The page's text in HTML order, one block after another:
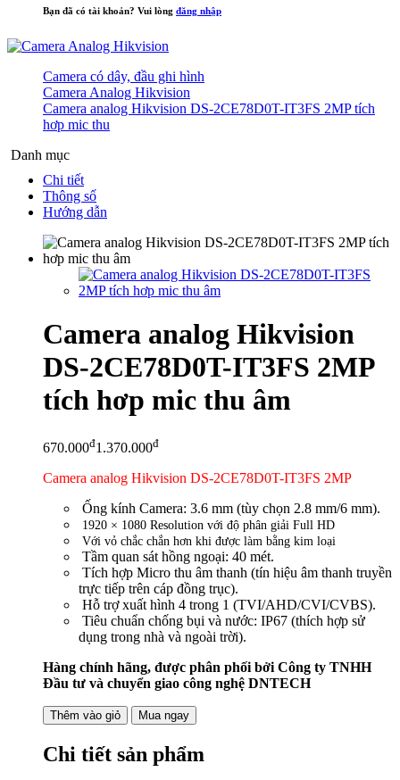
Bạn đã có tài khoản? Vui lòng đăng nhập
Camera có dây, đầu ghi hình
Camera Analog Hikvision
Camera analog Hikvision DS-2CE78D0T-IT3FS 2MP tích
hơp mic thu
Danh mục
Chi tiết
Thông số
Hướng dẫn
Camera analog Hikvision
DS-2CE78D0T-IT3FS 2MP
tích hơp mic thu âm
670.000đ1.370.000đ
Camera analog Hikvision DS-2CE78D0T-IT3FS 2MP
Ống kính Camera: 3.6 mm (tùy chọn 2.8 mm/6 mm).
1920 × 1080 Resolution với độ phân giải Full HD
Với vỏ chắc chắn hơn khi được làm bằng kim loại
Tầm quan sát hồng ngoại: 40 mét.
Tích hợp Micro thu âm thanh (tín hiệu âm thanh truyền
trực tiếp trên cáp đồng trục).
Hỗ trợ xuất hình 4 trong 1 (TVI/AHD/CVI/CVBS).
Tiêu chuẩn chống bụi và nước: IP67 (thích hợp sử
dụng trong nhà và ngoài trời).
Hàng chính hãng, được phân phối bởi Công ty TNHH
Đầu tư và chuyển giao công nghệ DNTECH
Thêm vào giỏ Mua ngay
Chi tiết sản phẩm